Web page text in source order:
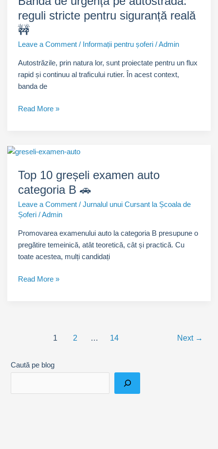
Drumul
tău
spre
aici!
🚗
reguli stricte pentru siguranță reală
🚧
Leave a Comment / Informații pentru șoferi /Admin
Autostrăzile, prin natura lor, sunt proiectate pentru un flux
rapid și continuu al traficului rutier. În acest context,
banda de
Banda
autostradă:
stricte
pentru
siguranță
reală
Read More »
Top 10 greșeli examen auto
categoria B 🚗
Leave a Comment /Jurnalul unui Cursant la Școala de
Șoferi /Admin
Promovarea examenului auto la categoria B presupune o
pregătire temeinică, atât teoretică, cât și practică. Cu
toate acestea, mulți candidați
Top
Read More »
1 2 … 14 Next →
Caută pe blog